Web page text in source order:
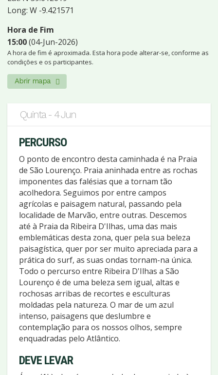
Long: W -9.421571
Hora de Fim
15:00(04-Jun-2026)
A hora de fim é aproximada. Esta hora pode alterar-se, conforme as
condições e os participantes.
Abrir mapa
Quinta - 4 Jun
PERCURSO
O ponto de encontro desta caminhada é na Praia
de São Lourenço. Praia aninhada entre as rochas
imponentes das falésias que a tornam tão
acolhedora. Seguimos por entre campos
agrícolas e paisagem natural, passando pela
localidade de Marvão, entre outras. Descemos
até à Praia da Ribeira D'Ilhas, uma das mais
emblemáticas desta zona, quer pela sua beleza
paisagística, quer por ser muito apreciada para a
prática do surf, as suas ondas tornam-na única.
Todo o percurso entre Ribeira D'Ilhas a São
Lourenço é de uma beleza sem igual, altas e
rochosas arribas de recortes e esculturas
moldadas pela natureza. O mar de um azul
intenso, paisagens que deslumbre e
contemplação para os nossos olhos, sempre
enquadradas pelo Atlântico.
DEVE LEVAR